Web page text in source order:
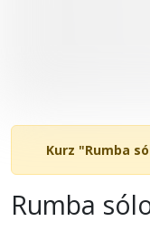
Kurz "Rumba
Rumba